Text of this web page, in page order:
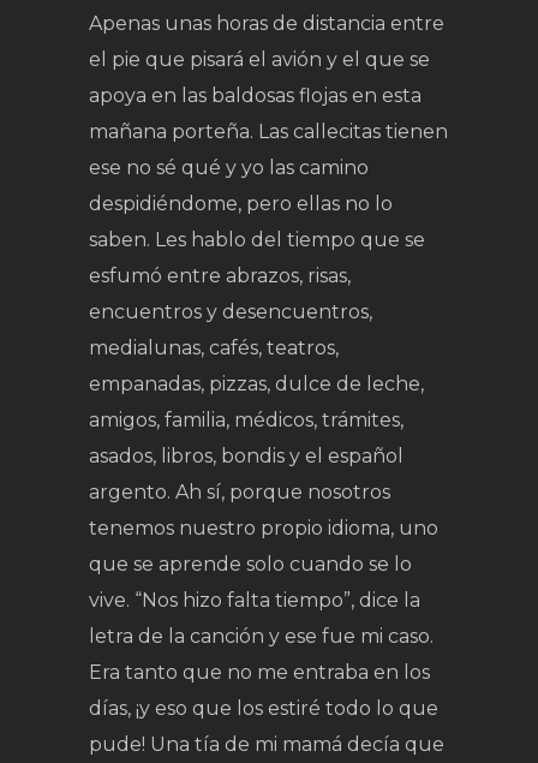
Apenas unas horas de distancia entre
el pie que pisará el avión y el que se
apoya en las baldosas flojas en esta
mañana porteña. Las callecitas tienen
ese no sé qué y yo las camino
despidiéndome, pero ellas no lo
saben. Les hablo del tiempo que se
esfumó entre abrazos, risas,
encuentros y desencuentros,
medialunas, cafés, teatros,
empanadas, pizzas, dulce de leche,
amigos, familia, médicos, trámites,
asados, libros, bondis y el español
argento. Ah sí, porque nosotros
tenemos nuestro propio idioma, uno
que se aprende solo cuando se lo
vive. “Nos hizo falta tiempo”, dice la
letra de la canción y ese fue mi caso.
Era tanto que no me entraba en los
días, ¡y eso que los estiré todo lo que
pude! Una tía de mi mamá decía que